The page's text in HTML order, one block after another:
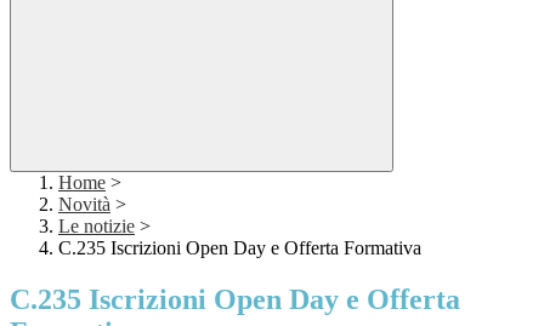
Home >
Novità >
Le notizie >
C.235 Iscrizioni Open Day e Offerta Formativa
C.235 Iscrizioni Open Day e Offerta